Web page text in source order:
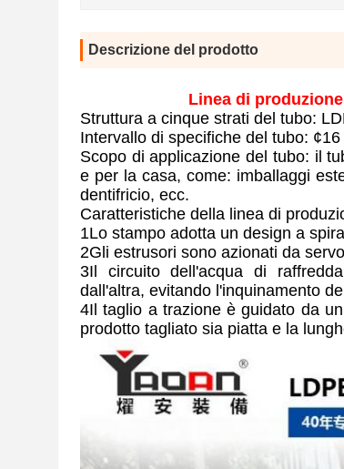
Descrizione del prodotto
Linea di
Struttura a cinque strati del tubo:
Intervallo di specifiche del tubo:
Scopo di applicazione del tubo: il
e per la casa, come: imballaggi
dentifricio, ecc.
Caratteristiche della linea di
1Lo stampo adotta un design a
2Gli estrusori sono azionati da
3Il circuito dell'acqua di
dall'altra, evitando l'inquinamento
4Il taglio a trazione è guidato da
prodotto tagliato sia piatta e la